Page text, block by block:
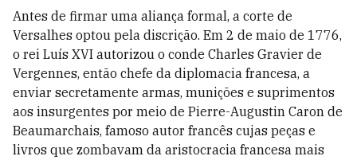
Antes de firmar uma aliança formal, a corte de
Versalhes optou pela discrição. Em 2 de maio de 1776,
o rei Luís XVI autorizou o conde Charles Gravier de
Vergennes, então chefe da diplomacia francesa, a
enviar secretamente armas, munições e suprimentos
aos insurgentes por meio de Pierre-Augustin Caron de
Beaumarchais, famoso autor francês cujas peças e
livros que zombavam da aristocracia francesa mais